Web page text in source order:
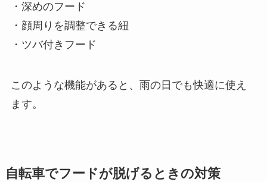
・深めのフード
・顔周りを調整できる紐
・ツバ付きフード
このような機能があると、雨の日でも快適に使え
ます。
自転車でフードが脱げるときの対策